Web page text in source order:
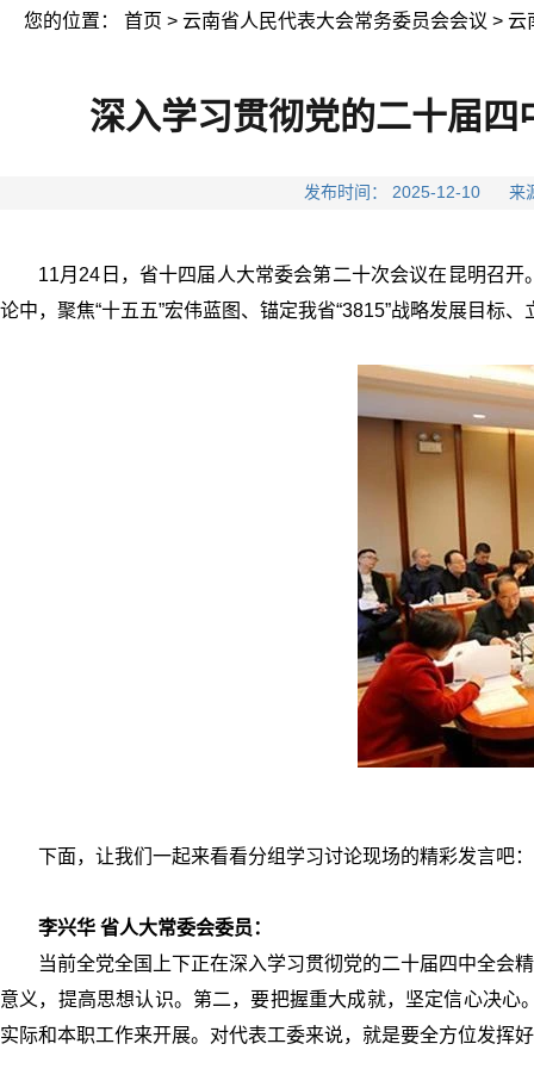
您的位置： 首页 > 云南省人民代表大会常务委员会会议 > 云
深入学习贯彻党的二十届
发布时间： 2025-12-10 来
11月24日，省十四届人大常委会第二十次会议在昆明召
论中，聚焦“十五五”宏伟蓝图、锚定我省“3815”战略发展目标
下面，让我们一起来看看分组学习讨论现场的精彩发言吧：
李兴华 省人大常委会委员：
当前全党全国上下正在深入学习贯彻党的二十届四中全会
意义，提高思想认识。第二，要把握重大成就，坚定信心决
实际和本职工作来开展。对代表工委来说，就是要全方位发挥